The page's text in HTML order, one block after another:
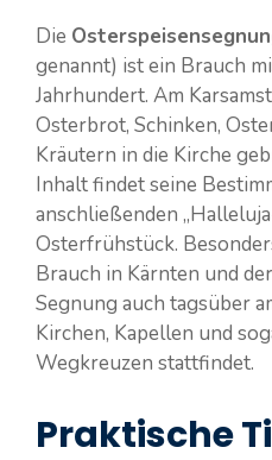
Die
genannt) ist ein Brauch
Jahrhundert. Am
Osterbrot, Schinken,
Kräutern in die Kirche
Inhalt findet seine
anschließenden
Osterfrühstück.
Brauch in Kärnten und
Segnung auch tagsüber
Kirchen, Kapellen und
Wegkreuzen stattfindet.
Praktische